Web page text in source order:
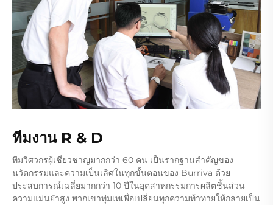
ทีมงาน R & D
ทีมวิศวกรผู้เชี่ยวชาญมากกว่า 60 คน เป็นรากฐานสำคัญของ
นวัตกรรมและความเป็นเลิศในทุกขั้นตอนของ Burriva ด้วย
ประสบการณ์เฉลี่ยมากกว่า 10 ปีในอุตสาหกรรมการผลิตชิ้นส่วน
ความแม่นยำสูง พวกเขาทุ่มเทเพื่อเปลี่ยนทุกความท้าทายให้กลายเป็น